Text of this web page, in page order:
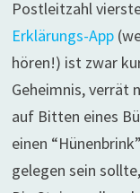
Postleitzahl
Erklärungs-App
hören!) ist zwar
Geheimnis, verrät
auf Bitten eines
einen
gelegen sein